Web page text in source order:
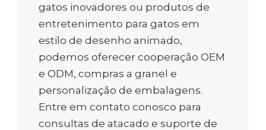
gatos inovadores ou produtos de
entretenimento para gatos em
estilo de desenho animado,
podemos oferecer cooperação OEM
e ODM, compras a granel e
personalização de embalagens.
Entre em contato conosco para
consultas de atacado e suporte de